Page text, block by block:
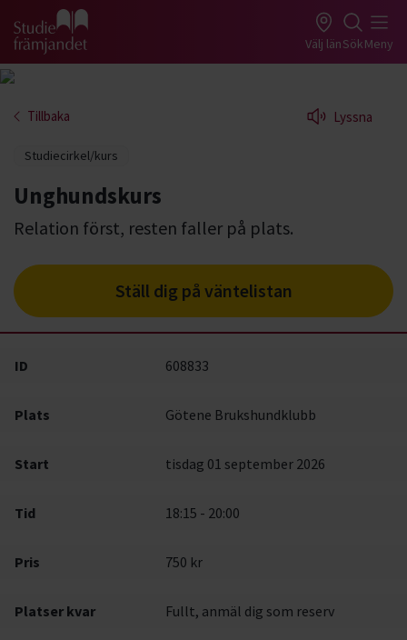
Gå till studiefrämjandets startsida Välj länSökMeny
Tillbaka Lyssna
Studiecirkel/kurs
Unghundskurs
Relation först, resten faller på plats.
Ställ dig på väntelistan
ID 608833
Plats Götene Brukshundklubb
Start tisdag 01 september 2026
Tid 18:15 - 20:00
Pris 750 kr
Platser kvar Fullt, anmäl dig som reserv